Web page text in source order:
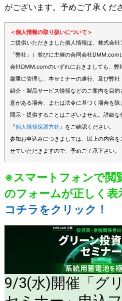
がございます。予めご了承くだ
＜個人情報の取り扱いについて＞
ご提供いただきました個人情報は、株式会
「弊社」）並びに主催の合同会社
会社DMM.comのいずれにおきましても、弊
厳重に管理し、本セミナーの遂行、及び弊
紹介・製品サービス情報などのご案内を目
意がある場合、または法令に基づく場合を
開示・提供することはございません。詳細
『個人情報保護方針』をご確認ください。
参加お申込みにつきましては、以上の内容
せていただきますので、予めご了承下さい。
※スマートフォンで閲
のフォームが正しく表
コチラをクリック！